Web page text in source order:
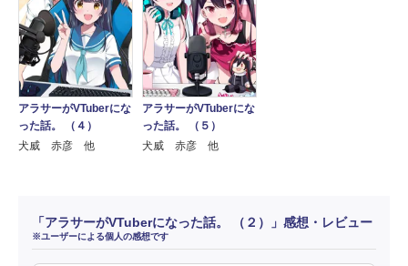
アラサーがVTuberにな
った話。 （４）
犬威 赤彦 他
アラサーがVTuberにな
った話。 （５）
犬威 赤彦 他
「アラサーがVTuberになった話。 （２）」感想・レビュー
※ユーザーによる個人の感想です